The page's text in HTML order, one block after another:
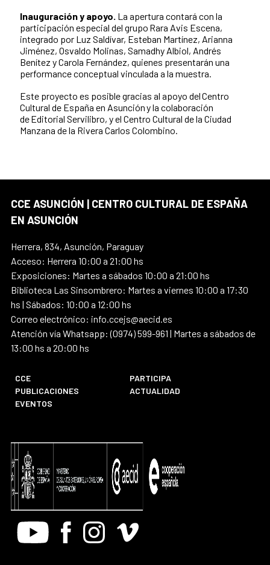
Inauguración y apoyo. La apertura contará con la
participación especial del grupo Rara Avis Escena,
integrado por Luz Saldívar, Esteban Martínez, Arianna
Jiménez, Osvaldo Molinas, Samadhy Albiol, Andrés
Benítez y Carola Fernández, quienes presentarán una
performance conceptual vinculada a la muestra.
Este proyecto es posible gracias al apoyo del Centro
Cultural de España en Asunción y la colaboración
de Editorial Servilibro, y el Centro Cultural de la Ciudad
Manzana de la Rivera Carlos Colombino.
CCE ASUNCIÓN | CENTRO CULTURAL DE ESPAÑA
EN ASUNCIÓN
Herrera, 834, Asunción, Paraguay
Acceso: Herrera 10:00 a 21:00 hs
Exposiciones: Martes a sábados 10:00 a 21:00 hs
Biblioteca Las Sinsombrero: Martes a viernes 10:00 a 17:30
hs | Sábados: 10:00 a 12:00 hs
Correo electrónico: info.ccejs@aecid.es
Atención vía Whatsapp: (0974) 599-961 | Martes a sábados de
13:00 hs a 20:00 hs
CCE
PARTICIPA
PUBLICACIONES
ACTUALIDAD
EVENTOS
Youtube FacebookInstagram
Vimeo